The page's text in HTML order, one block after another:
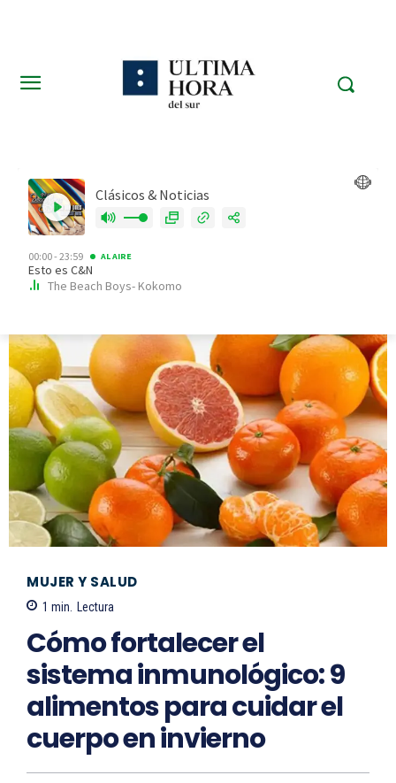
MUJER Y SALUD
1 min. Lectura
Cómo fortalecer el
sistema inmunológico: 9
alimentos para cuidar el
cuerpo en invierno